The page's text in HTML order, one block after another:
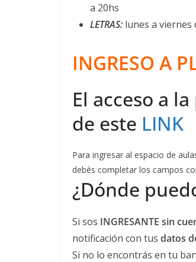
a 20hs
LETRAS: lunes a viernes
INGRESO A
El acceso a
de este LINK
Para ingresar al espacio de
debés completar los campos
¿Dónde
Si sos INGRESANTE sin
notificación con tus datos
Si no lo encontrás en tu